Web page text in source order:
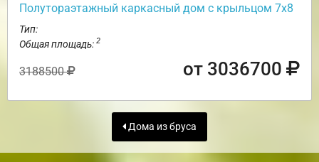
Полутораэтажный каркасный дом с крыльцом 7х8
Тип:
Общая площадь: 2
3188500 от 3036700
Дома из бруса